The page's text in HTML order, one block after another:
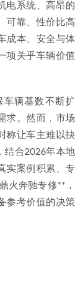
电系统、高昂的
可靠、性价比高
成本、安全与体
项关乎车辆价值
车辆基数不断扩
求。然而，市场
称让车主难以抉
结合2026年本地
实案例积累、专
火奔驰专修**，
参考价值的决策
析 2026-07-04
靠推荐
2026-